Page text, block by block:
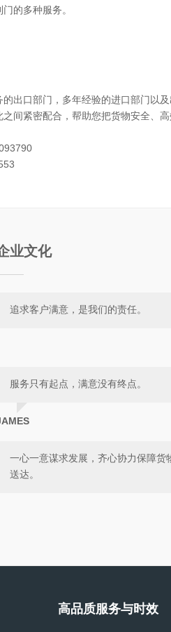
的多种服务。
的出口部门，多年经验的进口部门以及
之间紧密配合，帮助您把货物安全、
业文化
追求客户满意，是我们的责任。
服务只有起点，满意没有终点。
一心一意谋求发展，齐心协力保障货
送达。
高品质服务与时效